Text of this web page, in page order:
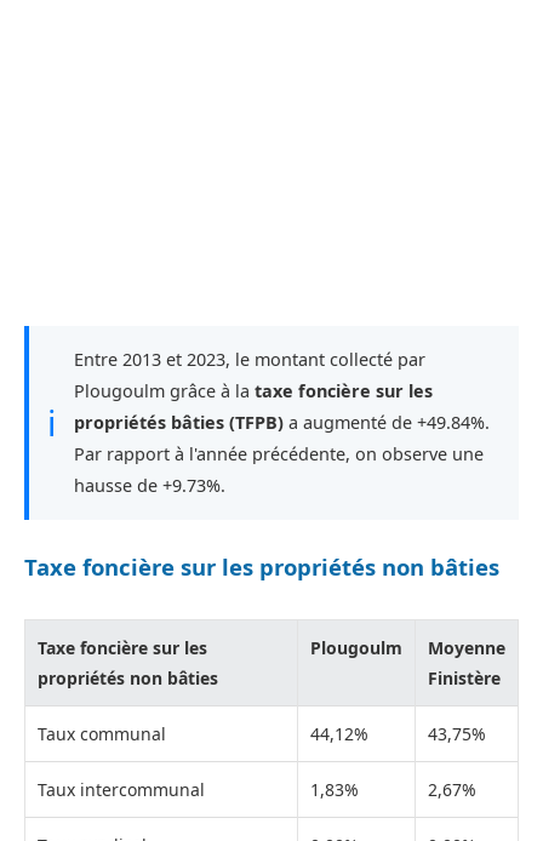
ℹ
Entre 2013 et 2023, le montant collecté par
Plougoulm grâce à la taxe foncière sur les
propriétés bâties (TFPB) a augmenté de +49.84%.
Par rapport à l'année précédente, on observe une
hausse de +9.73%.
Taxe foncière sur les propriétés non bâties
Taxe foncière sur les
propriétés non bâties
Plougoulm
Moyenne
Finistère
Taux communal 44,12% 43,75%
Taux intercommunal 1,83% 2,67%